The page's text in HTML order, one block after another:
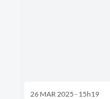
26 MAR 2025 - 15h19